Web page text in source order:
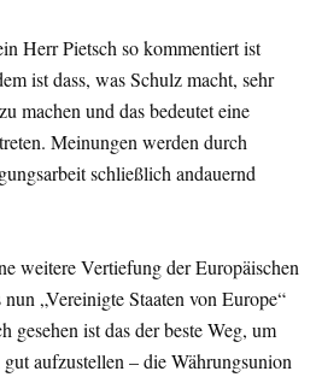
Herr Pietsch so kommentiert ist
ist dass, was Schulz macht, sehr
machen und das bedeutet eine
Meinungen werden durch
schließlich andauernd
weitere Vertiefung der Europäischen
„Vereinigte Staaten von Europe“
gesehen ist das der beste Weg, um
aufzustellen – die Währungsunion